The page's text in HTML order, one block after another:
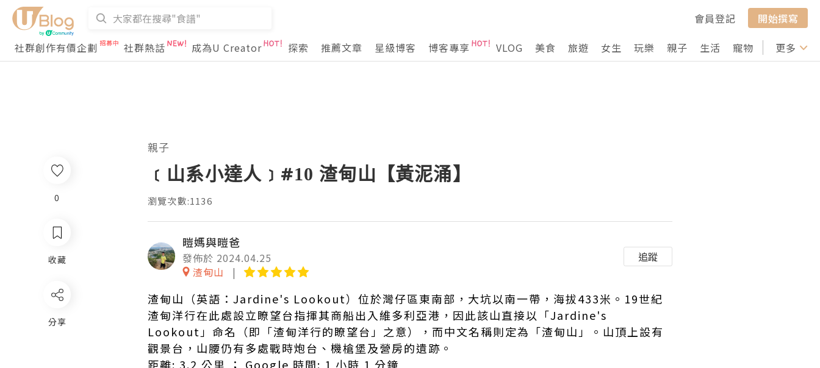
會員登記
開始撰寫
社群創作有價企劃
社群熱話 成為U Creator 探索 推薦文章 星級博客 博客專享 VLOG 美食 旅遊 女生 玩樂 親子 生活 寵物 行山 打卡
更多
0
收藏
分享
親子
﹝山系小達人﹞#10 渣甸山【黃泥涌】
瀏覽次數:1136
暟媽與暟爸
發佈於 2024.04.25
渣甸山
追蹤
渣甸山（英語：Jardine's Lookout）位於灣仔區東南部，大坑以南一帶，海拔433米。19世紀
渣甸洋行在此處設立瞭望台指揮其商船出入維多利亞港，因此該山直接以「Jardine's
Lookout」命名（即「渣甸洋行的瞭望台」之意），而中文名稱則定為「渣甸山」。山頂上設有
觀景台，山腰仍有多處戰時炮台、機槍堡及營房的遺跡。
距離: 3.2 公里 ； Google 時間: 1 小時 1 分鐘